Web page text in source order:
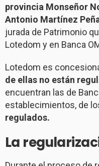
provincia Monseñor
Antonio Martínez
jurada de Patrimonio
Lotedom y en Banca
Lotedom es
de ellas no están
encuentran las de
establecimientos, de
regulados.
La